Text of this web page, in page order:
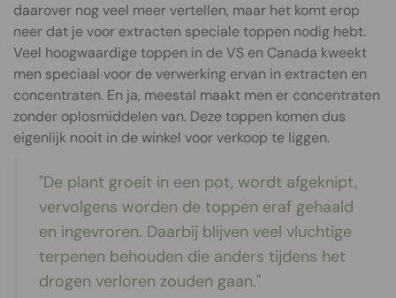
daarover nog veel meer vertellen, maar het komt erop
neer dat je voor extracten speciale toppen nodig hebt.
Veel hoogwaardige toppen in de VS en Canada kweekt
men speciaal voor de verwerking ervan in extracten en
concentraten. En ja, meestal maakt men er concentraten
zonder oplosmiddelen van. Deze toppen komen dus
eigenlijk nooit in de winkel voor verkoop te liggen.
"De plant groeit in een pot, wordt afgeknipt,
vervolgens worden de toppen eraf gehaald
en ingevroren. Daarbij blijven veel vluchtige
terpenen behouden die anders tijdens het
drogen verloren zouden gaan."